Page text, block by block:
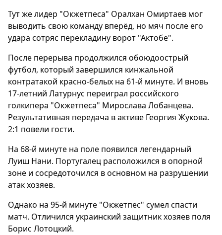
Тут же лидер "Окжетпеса" Оралхан Омиртаев мог
выводить свою команду вперёд, но мяч после его
удара сотряс перекладину ворот "Актобе".
После перерыва продолжился обоюдоострый
футбол, который завершился кинжальной
контратакой красно-белых на 61-й минуте. И вновь
17-летний Латурнус переиграл российского
голкипера "Окжетпеса" Мирослава Лобанцева.
Результативная передача в активе Георгия Жукова.
2:1 повели гости.
На 68-й минуте на поле появился легендарный
Луиш Нани. Португалец расположился в опорной
зоне и сосредоточился в основном на разрушении
атак хозяев.
Однако на 95-й минуте "Окжетпес" сумел спасти
матч. Отличился украинский защитник хозяев поля
Борис Лотоцкий.